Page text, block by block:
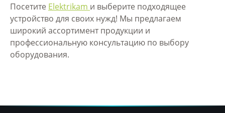
Посетите Elektrikam и выберите подходящее
устройство для своих нужд! Мы предлагаем
широкий ассортимент продукции и
профессиональную консультацию по выбору
оборудования.